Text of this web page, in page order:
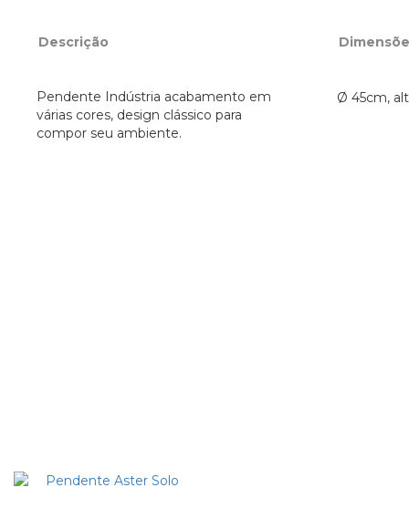
Descrição
Pendente Indústria acabamento em
várias cores, design clássico para
compor seu ambiente.
Ø 45cm,